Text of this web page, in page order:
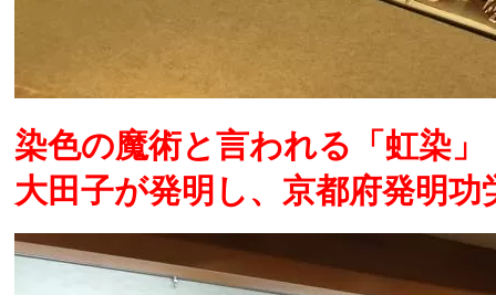
染色の魔術と言われる「虹染
大田子が発明し、京都府発明